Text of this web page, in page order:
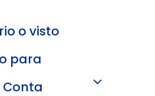
o visto
para